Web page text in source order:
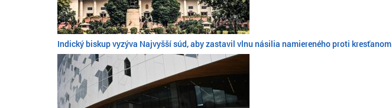
Indický biskup vyzýva Najvyšší súd, aby zastavil vlnu násilia namiereného proti kresťanom